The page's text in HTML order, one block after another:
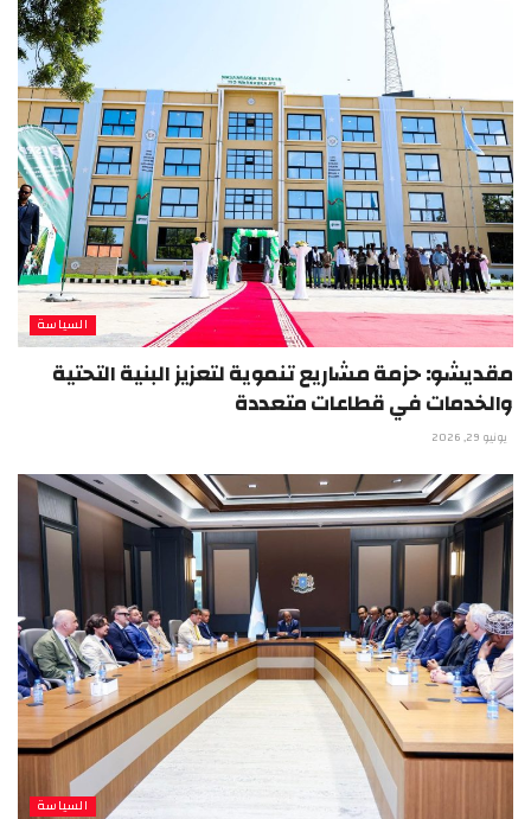
السياسة
مقديشو: حزمة مشاريع تنموية لتعزيز البنية التحتية
والخدمات في قطاعات متعددة
يونيو 29, 2026
السياسة